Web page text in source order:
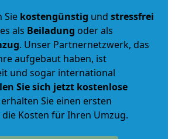
Sie kostengünstig und stressfrei
als Beiladung oder als
. Unser Partnernetzwerk, das
aufgebaut haben, ist
und sogar international
Sie sich jetzt kostenlose
Sie einen ersten
Kosten für Ihren Umzug.